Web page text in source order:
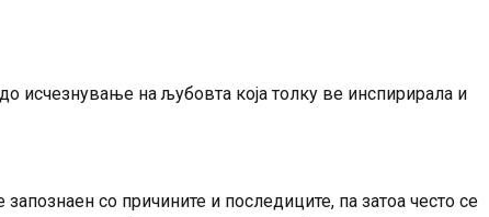
исчезнување на љубовта која толку ве инспирирала и
со причините и последиците, па затоа често се